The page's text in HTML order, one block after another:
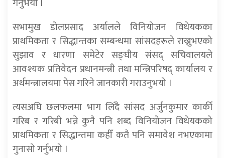
सभामुख डोलप्रसाद अर्यालले विनियोजन विधेयकका
प्राथमिकता र सिद्धान्तका सम्बन्धमा सांसदहरूले राख्नुभएको
सुझाव र धारणा समेटेर सङ्घीय संसद् सचिवालयले
आवश्यक प्रतिवेदन प्रधानमन्त्री तथा मन्त्रिपरिषद् कार्यालय र
अर्थमन्त्रालयमा पेस गरिने जानकारी गराउनुभयो ।
त्यसअघि छलफलमा भाग लिँदै सांसद अर्जुनकुमार कार्की
गरिब र गरिबी भन्ने कुनै पनि शब्द विनियोजन विधेयकको
प्राथमिकता र सिद्धान्तमा कहीँ कतै पनि समावेश नभएकामा
गुनासो गर्नुभयो ।